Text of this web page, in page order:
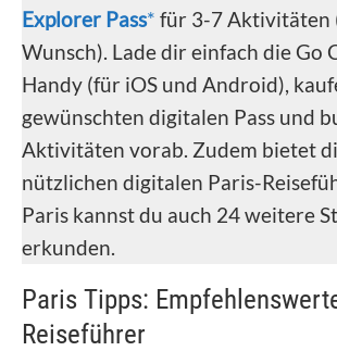
Explorer Pass* für 3-7 Aktivitäten
Wunsch). Lade dir einfach die Go
Handy (für iOS und Android),
gewünschten digitalen Pass und
Aktivitäten vorab. Zudem bietet
nützlichen digitalen Paris-
Paris kannst du auch 24 weitere
erkunden.
Paris Tipps:
Reiseführer